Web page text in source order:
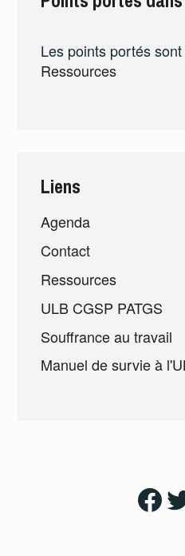
Les points portés
Ressources
Liens
Agenda
Contact
Ressources
ULB CGSP PATGS
Souffrance au travail
Manuel de survie à